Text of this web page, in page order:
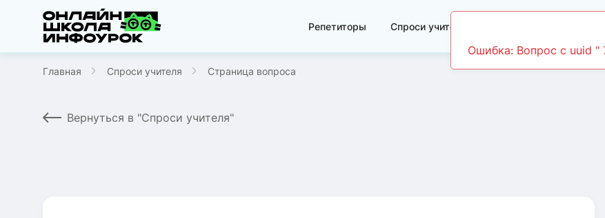
Репетиторы Спроси учителя
Главная Спроси учителя Страница вопроса
Вернуться в "Спроси учителя"